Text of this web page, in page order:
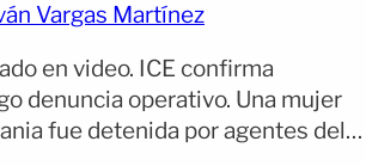
Vargas Martínez
en video. ICE confirma
denuncia operativo. Una mujer
fue detenida por agentes del